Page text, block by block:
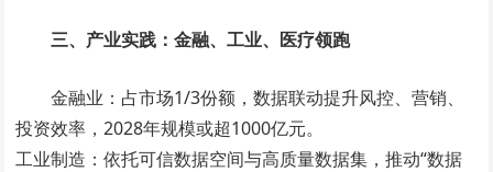
三、产业实践：金融、工业、医疗领跑
金融业：占市场1/3份额，数据联动提升风控、营销、
投资效率，2028年规模或超1000亿元。
工业制造：依托可信数据空间与高质量数据集，推动“数据